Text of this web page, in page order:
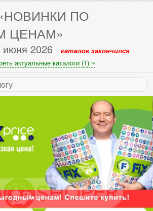
«НОВИНКИ ПО
ЦЕНАМ»
июня 2026
каталог закончился
актуальные каталоги (1)